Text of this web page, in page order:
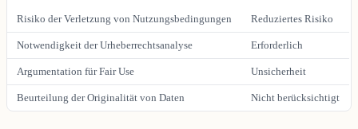
Risiko der Verletzung von Nutzungsbedingungen Reduziertes Risiko
Notwendigkeit der Urheberrechtsanalyse Erforderlich
Argumentation für Fair Use Unsicherheit
Beurteilung der Originalität von Daten Nicht berücksichtigt